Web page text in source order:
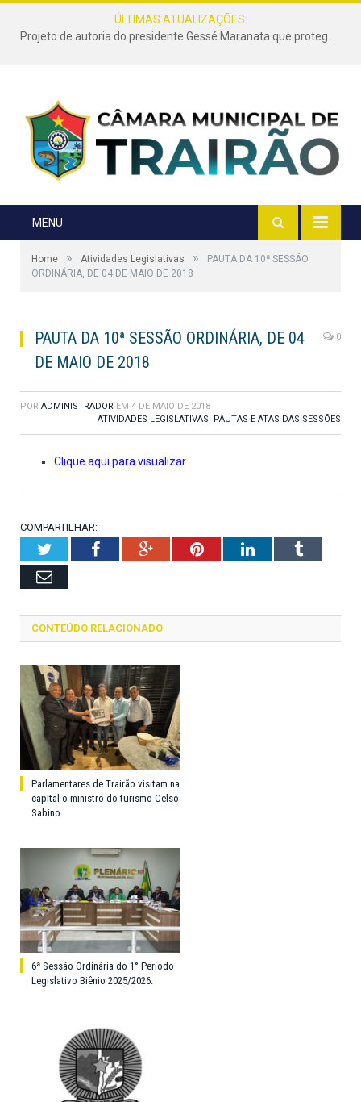
ÚLTIMAS ATUALIZAÇÕES:
Projeto de autoria do presidente Gessé Maranata que protege as estradas vicinais de Trairão é transformado em lei
MENU
Home » Atividades Legislativas »
PAUTA DA 10ª SESSÃO
ORDINÁRIA, DE 04 DE MAIO DE 2018
PAUTA DA 10ª SESSÃO ORDINÁRIA, DE 04
DE MAIO DE 2018
0
POR ADMINISTRADOR EM 4 DE MAIO DE 2018
ATIVIDADES LEGISLATIVAS, PAUTAS E ATAS DAS SESSÕES
Clique aqui para visualizar
COMPARTILHAR:
TwitterFacebookGoogle+PinterestLinkedInTumblr
Email
CONTEÚDO RELACIONADO
Parlamentares de Trairão visitam na
capital o ministro do turismo Celso
Sabino
6ª Sessão Ordinária do 1° Período
Legislativo Biênio 2025/2026.